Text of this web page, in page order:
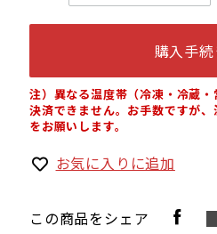
購入手
注）異なる温度帯（冷凍・冷蔵
決済できません。お手数ですが
をお願いします。
お気に入りに追加
この商品をシェア